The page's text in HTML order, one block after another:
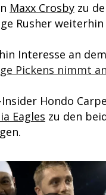
Maxx Crosby zu
Rusher
Interesse an dem
Pickens nimmt
Hondo
Eagles zu den